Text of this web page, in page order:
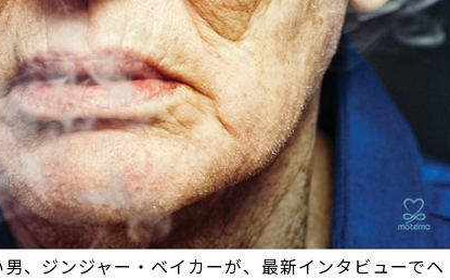
、ジンジャー・ベイカーが、最新インタビューでヘ